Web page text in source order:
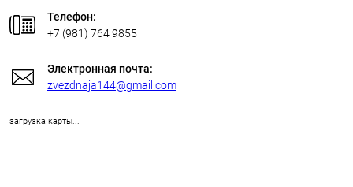
Телефон:
+7 (981) 764 9855
Электронная почта:
zvezdnaja144@gmail.com
загрузка карты...